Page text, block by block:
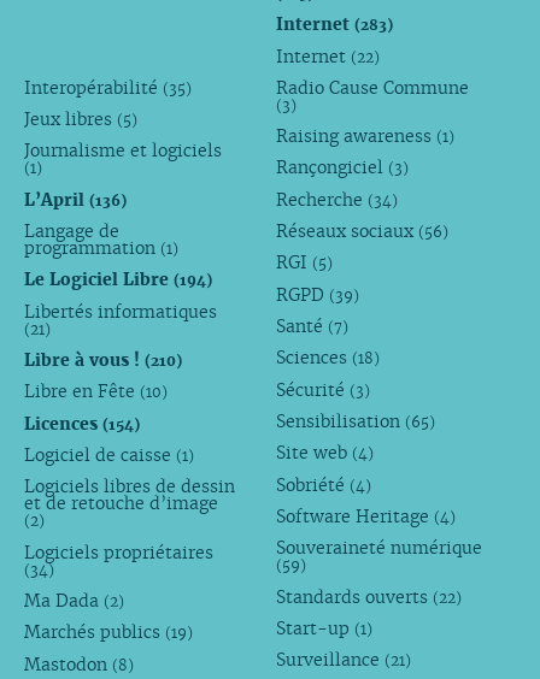
Internet(283)
Internet (22)
Interopérabilité (35)
Jeux libres (5)
Journalisme et logiciels
(1)
L’April (136)
Langage de
programmation (1)
Le Logiciel Libre (194)
Libertés informatiques
(21)
Libre à vous ! (210)
Libre en Fête (10)
Licences (154)
Logiciel de caisse (1)
Logiciels libres de dessin
et de retouche d’image
(2)
Logiciels propriétaires
(34)
Ma Dada (2)
Marchés publics (19)
Mastodon (8)
Radio Cause Commune
(3)
Raising awareness (1)
Rançongiciel (3)
Recherche (34)
Réseaux sociaux (56)
RGI (5)
RGPD (39)
Santé (7)
Sciences (18)
Sécurité (3)
Sensibilisation (65)
Site web (4)
Sobriété (4)
Software Heritage (4)
Souveraineté numérique
(59)
Standards ouverts (22)
Start-up (1)
Surveillance (21)